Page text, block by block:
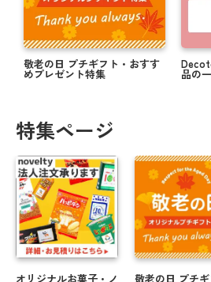
敬老の日 プチギフト・おすす
めプレゼント特集 品の
特集ページ
オリジナルお菓子・ノ
敬老の日 プチギ